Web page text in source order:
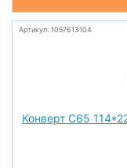
Артикул: 1057613104
Конверт С65